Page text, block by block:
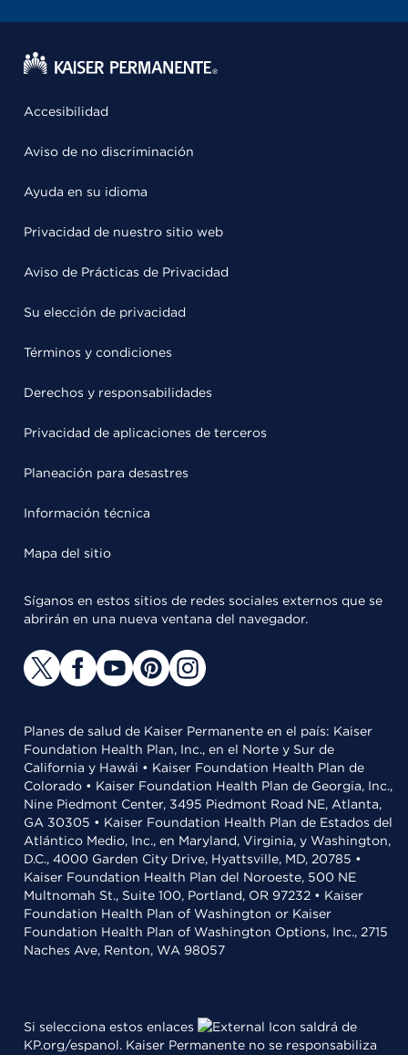
Accesibilidad
Aviso de no discriminación
Ayuda en su idioma
Privacidad de nuestro sitio web
Aviso de Prácticas de Privacidad
Su elección de privacidad
Términos y condiciones
Derechos y responsabilidades
Privacidad de aplicaciones de terceros
Planeación para desastres
Información técnica
Mapa del sitio
Síganos en estos sitios de redes sociales externos que se
abrirán en una nueva ventana del navegador.
Planes de salud de Kaiser Permanente en el país: Kaiser
Foundation Health Plan, Inc., en el Norte y Sur de
California y Hawái • Kaiser Foundation Health Plan de
Colorado • Kaiser Foundation Health Plan de Georgia, Inc.,
Nine Piedmont Center, 3495 Piedmont Road NE, Atlanta,
GA 30305 • Kaiser Foundation Health Plan de Estados del
Atlántico Medio, Inc., en Maryland, Virginia, y Washington,
D.C., 4000 Garden City Drive, Hyattsville, MD, 20785 •
Kaiser Foundation Health Plan del Noroeste, 500 NE
Multnomah St., Suite 100, Portland, OR 97232 • Kaiser
Foundation Health Plan of Washington or Kaiser
Foundation Health Plan of Washington Options, Inc., 2715
Naches Ave, Renton, WA 98057
Si selecciona estos enlaces
saldrá de
KP.org/espanol. Kaiser Permanente no se responsabiliza